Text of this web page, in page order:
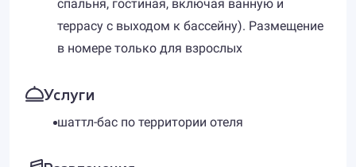
спальня, гостиная, включая ванную и
террасу с выходом к бассейну). Размещение
в номере только для взрослых
Услуги
шаттл-бас по территории отеля